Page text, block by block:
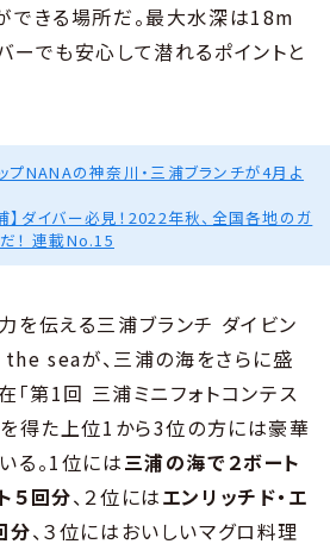
できる場所だ。最大水深は18m
ーでも安心して潜れるポイントと
プNANAの神奈川・三浦ブランチが4月よ
】ダイバー必見！2022年秋、全国各地のガ
！ 連載No.15
を伝える三浦ブランチ ダイビン
seaが、三浦の海をさらに盛
「第1回 三浦ミニフォトコンテス
を得た上位1から3位の方には豪華
る。1位には三浦の海で２ボート
５回分、２位にはエンリッチド・エ
分、３位にはおいしいマグロ料理